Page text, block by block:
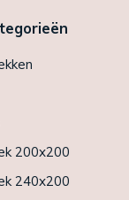
200x200
240x200